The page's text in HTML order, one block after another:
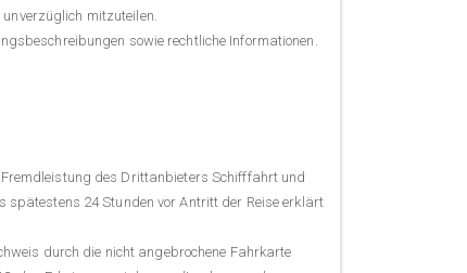
mitzuteilen.
sowie rechtliche Informationen.
des Drittanbieters Schifffahrt und
24 Stunden vor Antritt der Reise erklärt
durch die nicht angebrochene Fahrkarte